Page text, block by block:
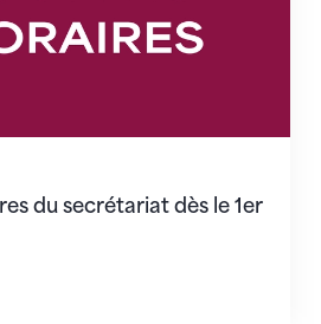
du secrétariat dès le 1er